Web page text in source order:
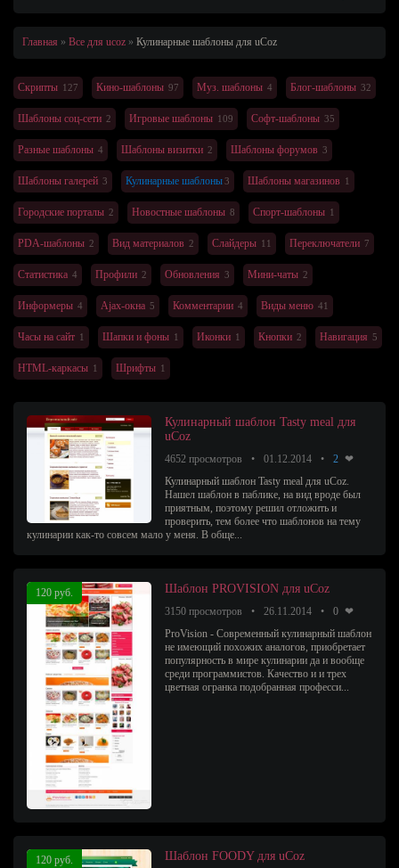
Главная Все для ucoz Кулинарные шаблоны для uCoz
Скрипты 127 Кино-шаблоны 97 Муз. шаблоны 4 Блог-шаблоны 32
Шаблоны соц-сети 2 Игровые шаблоны 109 Софт-шаблоны 35
Разные шаблоны 4 Шаблоны визитки 2 Шаблоны форумов 3
Шаблоны галерей 3 Кулинарные шаблоны3 Шаблоны магазинов 1
Городские порталы 2 Новостные шаблоны 8 Спорт-шаблоны 1
PDA-шаблоны 2 Вид материалов 2 Слайдеры 11 Переключатели 7
Статистика 4 Профили 2 Обновления 3 Мини-чаты 2
Информеры 4 Ajax-окна 5 Комментарии 4 Виды меню 41
Часы на сайт 1 Шапки и фоны 1 Иконки 1 Кнопки 2 Навигация 5
HTML-каркасы 1 Шрифты 1
Кулинарный шаблон Tasty meal для
uCoz
4652 просмотров 01.12.2014
2
Кулинарный шаблон Tasty meal для uCoz.
Нашел шаблон в паблике, на вид вроде был
приятным, поэтому решил отложить и
проверить, тем более что шаблонов на тему
кулинарии как-то совсем мало у меня. В обще...
120 руб. Шаблон PROVISION для uCoz
3150 просмотров 26.11.2014
0
ProVision - Современный кулинарный шаблон
не имеющий похожих аналогов, приобретает
популярность в мире кулинарии да и вообще
среди программистов. Качество и и трех
цветная огранка подобранная професси...
120 руб. Шаблон FOODY для uCoz